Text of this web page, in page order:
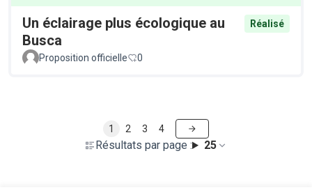
Un éclairage plus écologique au
Busca
Réalisé
Proposition officielle 0
Résultats par page : 25
1 2 3 4